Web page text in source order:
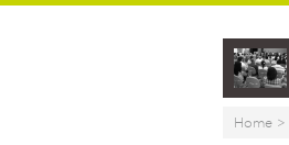
Home >